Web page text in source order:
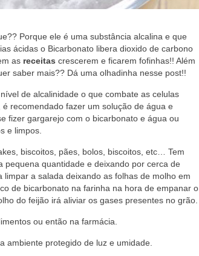
Porque ele é uma substância alcalina e que
ácidas o Bicarbonato libera dioxido de carbono
asreceitascrescerem e ficarem fofinhas!! Além
saber mais?? Dá uma olhadinha nesse post!!
de alcalinidade o que combate as celulas
recomendado fazer um solução de água e
fizer gargarejo com o bicarbonato e água ou
e limpos.
biscoitos, pães, bolos, biscoitos, etc… Tem
quantidade e deixando por cerca de
a salada deixando as folhas de molho em
de bicarbonato na farinha na hora de empanar o
do feijão irá aliviar os gases presentes no grão.
ou então na farmácia.
ambiente protegido de luz e umidade.